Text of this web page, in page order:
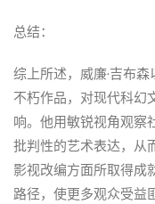
总结：
综上所述，威廉·吉布
不朽作品，对现代科幻
响。他用敏锐视角观察
批判性的艺术表达，从
影视改编方面所取得成
路径，使更多观众受益